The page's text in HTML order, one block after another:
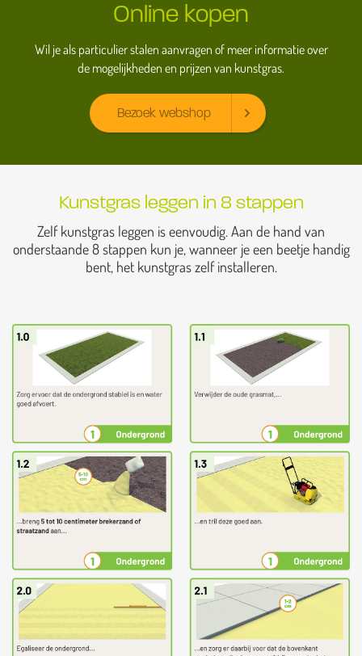
Online kopen
Wil je als particulier stalen aanvragen of meer informatie over
de mogelijkheden en prijzen van kunstgras.
Bezoek webshop
Kunstgras leggen in 8 stappen
Zelf kunstgras leggen is eenvoudig. Aan de hand van
onderstaande 8 stappen kun je, wanneer je een beetje handig
bent, het kunstgras zelf installeren.